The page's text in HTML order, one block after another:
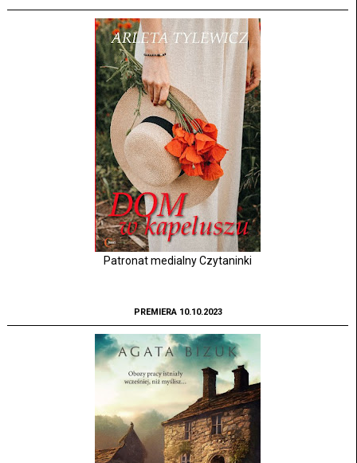
Patronat medialny Czytaninki
PREMIERA 10.10.2023